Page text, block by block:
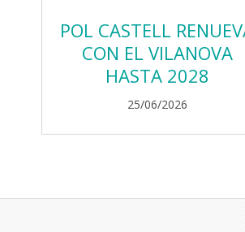
POL CASTELL
CON EL VILANOVA
HASTA 2028
25/06/2026